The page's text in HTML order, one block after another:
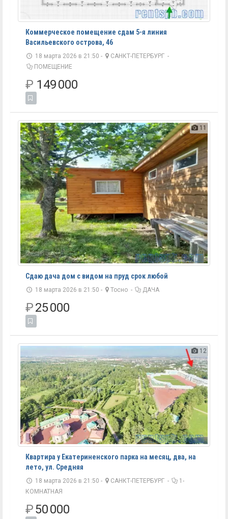
Коммерческое помещение сдам 5-я линия
Васильевского острова, 46
18 марта 2026 в 21:50 - САНКТ-ПЕТЕРБУРГ -
ПОМЕЩЕНИЕ
₽ 149 000
11
Сдаю дача дом с видом на пруд срок любой
18 марта 2026 в 21:50 - Тосно - ДАЧА
₽25 000
12
Квартира у Екатериненского парка на месяц, два, на
лето, ул. Средняя
18 марта 2026 в 21:50 - САНКТ-ПЕТЕРБУРГ -
1-
КОМНАТНАЯ
₽50 000